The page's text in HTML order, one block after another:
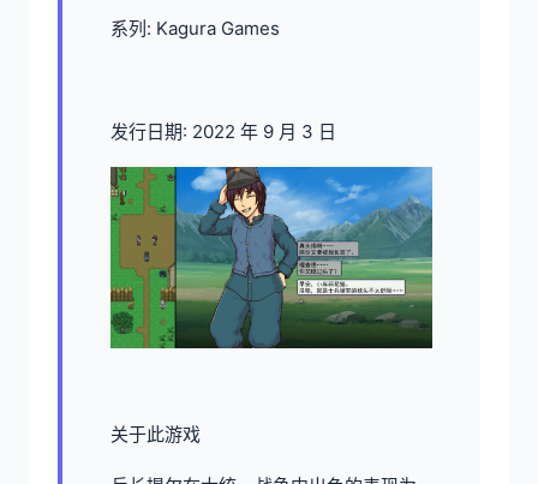
系列: Kagura Games
发行日期: 2022 年 9 月 3 日
关于此游戏